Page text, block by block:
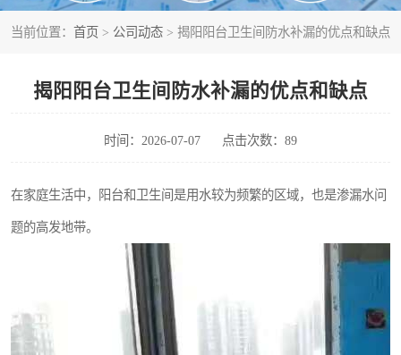
当前位置： 首页 > 公司动态 > 揭阳阳台卫生间防水补漏的优点和缺点
揭阳阳台卫生间防水补漏的优点和缺点
时间：2026-07-07 点击次数：89
在家庭生活中，阳台和卫生间是用水较为频繁的区域，也是渗漏水问
题的高发地带。